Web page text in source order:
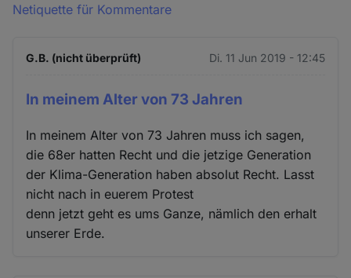
Netiquette für Kommentare
G.B. (nicht überprüft) Di. 11 Jun 2019 - 12:45
In meinem Alter von 73 Jahren
In meinem Alter von 73 Jahren muss ich sagen,
die 68er hatten Recht und die jetzige Generation
der Klima-Generation haben absolut Recht. Lasst
nicht nach in euerem Protest
denn jetzt geht es ums Ganze, nämlich den erhalt
unserer Erde.